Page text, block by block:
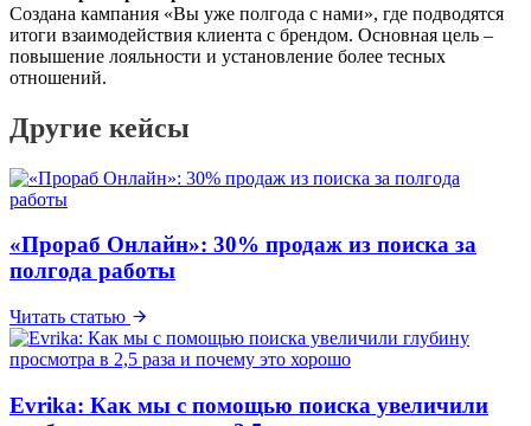
Создана кампания «Вы уже полгода с нами», где подводятся
итоги взаимодействия клиента с брендом. Основная цель –
повышение лояльности и установление более тесных
отношений.
Другие кейсы
«Прораб Онлайн»: 30% продаж из поиска за
полгода работы
Читать статью
Evrika: Как мы с помощью поиска увеличили